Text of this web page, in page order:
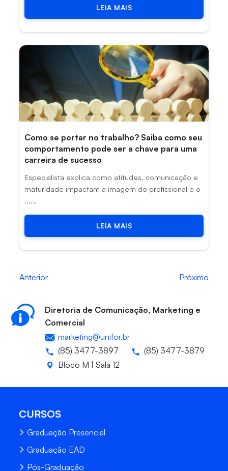
LEIA MAIS
Como se portar no trabalho? Saiba como seu
comportamento pode ser a chave para uma
carreira de sucesso
Especialista explica como atitudes, comunicação e
maturidade impactam a imagem do profissional e o
......
LEIA MAIS
Anterior Próximo
Diretoria de Comunicação, Marketing e
Comercial
marketing@unifor.br
(85) 3477-3897
(85) 3477-3879
Bloco M | Sala 12
CURSOS
Graduação Presencial
Graduação EAD
Pós-Graduação